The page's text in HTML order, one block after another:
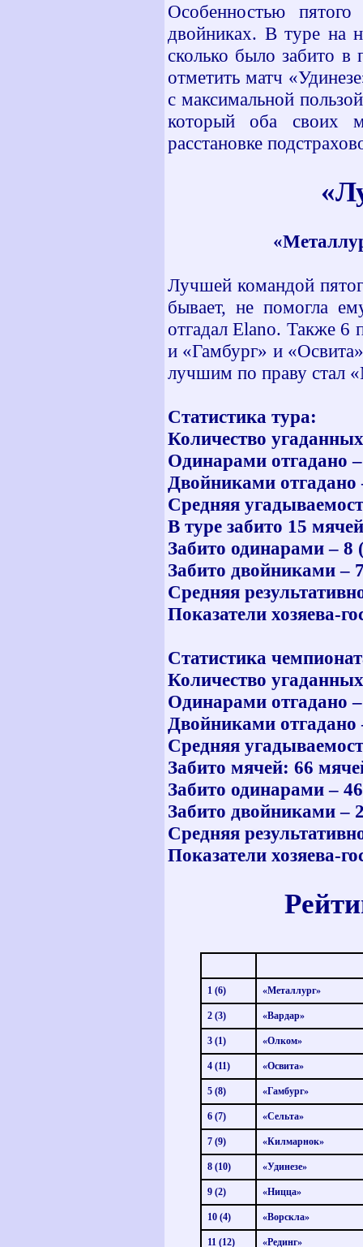
Особенностью
двойниках. В туре на
сколько было забито
отметить матч
с максимальной
который оба своих
расстановке
Лучшей командой
бывает, не помогла
отгадал Elano. Также 6
и «Гамбург» и
лучшим по праву стал
Статистика тура:
Количество
Одинарами отгадано
Двойниками отгадано
Средняя
В туре забито 15 мячей
Забито одинарами – 8
Забито двойниками –
Средняя
Показатели хозяева-
Статистика
Количество
Одинарами отгадано
Двойниками отгадано
Средняя
Забито мячей: 66
Забито одинарами –
Забито двойниками –
Средняя
Показатели хозяева-
1 (6) «Металлург»
2 (3) «Вардар»
3 (1) «Олком»
4 (11) «Освита»
5 (8) «Гамбург»
6 (7) «Сельта»
7 (9) «Килмарнок»
8 (10) «Удинезе»
9 (2) «Ницца»
10 (4) «Ворскла»
11 (12) «Рединг»